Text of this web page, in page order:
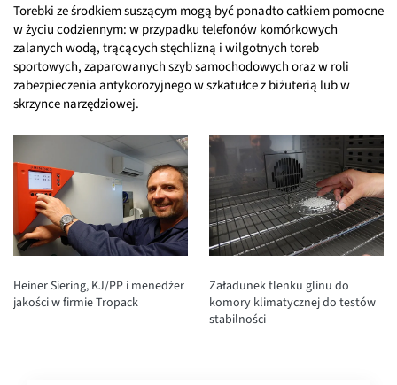
Torebki ze środkiem suszącym mogą być ponadto całkiem pomocne
w życiu codziennym: w przypadku telefonów komórkowych
zalanych wodą, trącących stęchlizną i wilgotnych toreb
sportowych, zaparowanych szyb samochodowych oraz w roli
zabezpieczenia antykorozyjnego w szkatułce z biżuterią lub w
skrzynce narzędziowej.
Heiner Siering, KJ/PP i menedżer
jakości w firmie Tropack
Załadunek tlenku glinu do
komory klimatycznej do testów
stabilności